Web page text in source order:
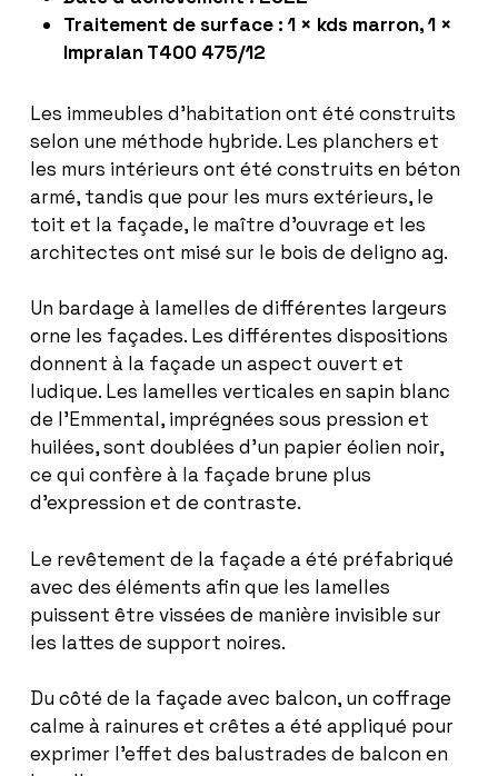
Traitement de surface : 1 × kds marron, 1 ×
Impralan T400 475/12
Les immeubles d’habitation ont été construits
selon une méthode hybride. Les planchers et
les murs intérieurs ont été construits en béton
armé, tandis que pour les murs extérieurs, le
toit et la façade, le maître d’ouvrage et les
architectes ont misé sur le bois de deligno ag.
Un bardage à lamelles de différentes largeurs
orne les façades. Les différentes dispositions
donnent à la façade un aspect ouvert et
ludique. Les lamelles verticales en sapin blanc
de l’Emmental, imprégnées sous pression et
huilées, sont doublées d’un papier éolien noir,
ce qui confère à la façade brune plus
d’expression et de contraste.
Le revêtement de la façade a été préfabriqué
avec des éléments afin que les lamelles
puissent être vissées de manière invisible sur
les lattes de support noires.
Du côté de la façade avec balcon, un coffrage
calme à rainures et crêtes a été appliqué pour
exprimer l’effet des balustrades de balcon en